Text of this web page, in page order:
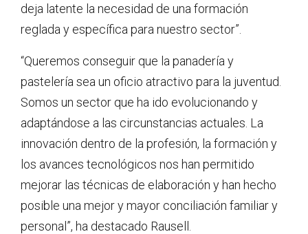
deja latente la necesidad de una formación
reglada y específica para nuestro sector”.
“Queremos conseguir que la panadería y
pastelería sea un oficio atractivo para la juventud.
Somos un sector que ha ido evolucionando y
adaptándose a las circunstancias actuales. La
innovación dentro de la profesión, la formación y
los avances tecnológicos nos han permitido
mejorar las técnicas de elaboración y han hecho
posible una mejor y mayor conciliación familiar y
personal”, ha destacado Rausell.